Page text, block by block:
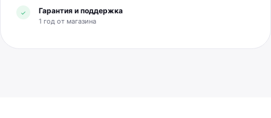
✓ Гарантия и поддержка
1 год от магазина